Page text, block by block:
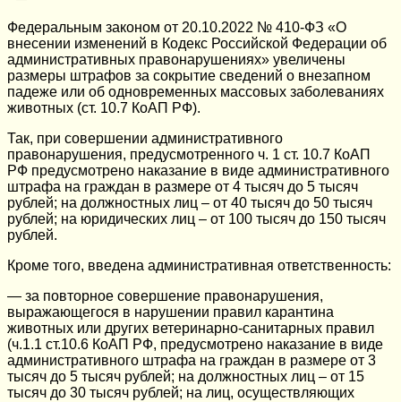
Федеральным законом от 20.10.2022 № 410-ФЗ «О
внесении изменений в Кодекс Российской Федерации об
административных правонарушениях» увеличены
размеры штрафов за сокрытие сведений о внезапном
падеже или об одновременных массовых заболеваниях
животных (ст. 10.7 КоАП РФ).
Так, при совершении административного
правонарушения, предусмотренного ч. 1 ст. 10.7 КоАП
РФ предусмотрено наказание в виде административного
штрафа на граждан в размере от 4 тысяч до 5 тысяч
рублей; на должностных лиц – от 40 тысяч до 50 тысяч
рублей; на юридических лиц – от 100 тысяч до 150 тысяч
рублей.
Кроме того, введена административная ответственность:
— за повторное совершение правонарушения,
выражающегося в нарушении правил карантина
животных или других ветеринарно-санитарных правил
(ч.1.1 ст.10.6 КоАП РФ, предусмотрено наказание в виде
административного штрафа на граждан в размере от 3
тысяч до 5 тысяч рублей; на должностных лиц – от 15
тысяч до 30 тысяч рублей; на лиц, осуществляющих